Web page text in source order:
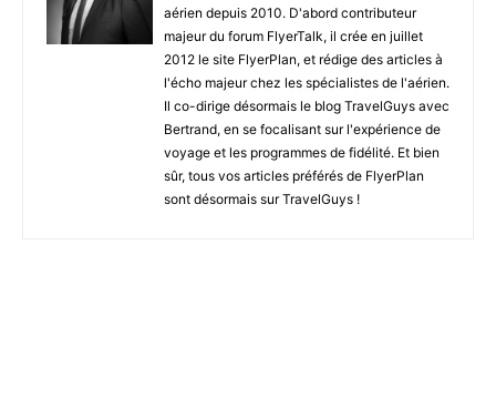
aérien depuis 2010. D'abord contributeur
majeur du forum FlyerTalk, il crée en juillet
2012 le site FlyerPlan, et rédige des articles à
l'écho majeur chez les spécialistes de l'aérien.
Il co-dirige désormais le blog TravelGuys avec
Bertrand, en se focalisant sur l'expérience de
voyage et les programmes de fidélité. Et bien
sûr, tous vos articles préférés de FlyerPlan
sont désormais sur TravelGuys !